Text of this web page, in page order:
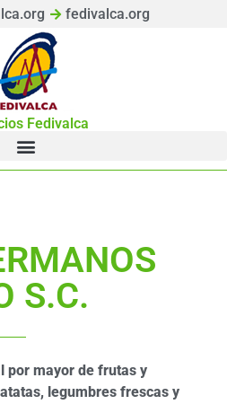
fedivalca.org
Fedivalca
S.C.
por mayor de frutas y
legumbres frescas y